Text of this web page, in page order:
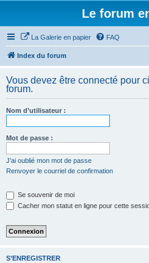
Le forum
La Galerie en papier FAQ
Index du forum
Vous devez être connecté pour
forum.
Nom d’utilisateur :
Mot de passe :
J’ai oublié mon mot de passe
Renvoyer le courriel de confirmation
Se souvenir de moi
Cacher mon statut en ligne pour cette
S’ENREGISTRER